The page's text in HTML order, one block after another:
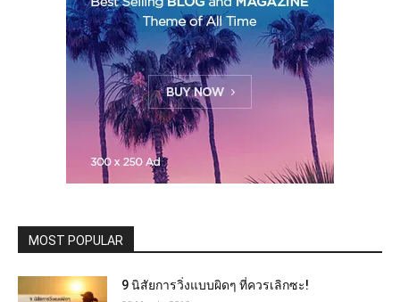
MOST POPULAR
9 นิสัยการวิ่งแบบผิดๆ ที่ควรเลิกซะ!